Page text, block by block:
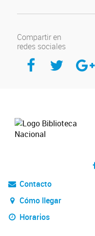
Compartir en
redes sociales
Compartir en Facebook Compartir en Twitter Compartir en Google Plus
Contacto
Cómo llegar
Horarios